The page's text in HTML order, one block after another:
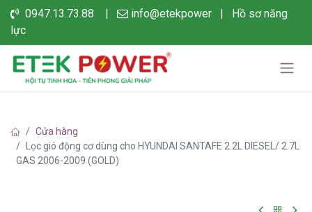
0947.13.73.88 | info@etekpower |
Hồ sơ năng
lực
Cửa hàng
Lọc gió động cơ dùng cho HYUNDAI SANTAFE 2.2L DIESEL/ 2.7L
GAS 2006-2009 (GOLD)